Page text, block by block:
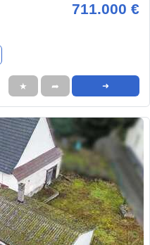
711.000 €
★ ➦ ➜